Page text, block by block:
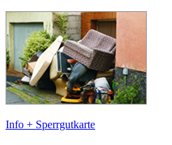
Info + Sperrgutkarte